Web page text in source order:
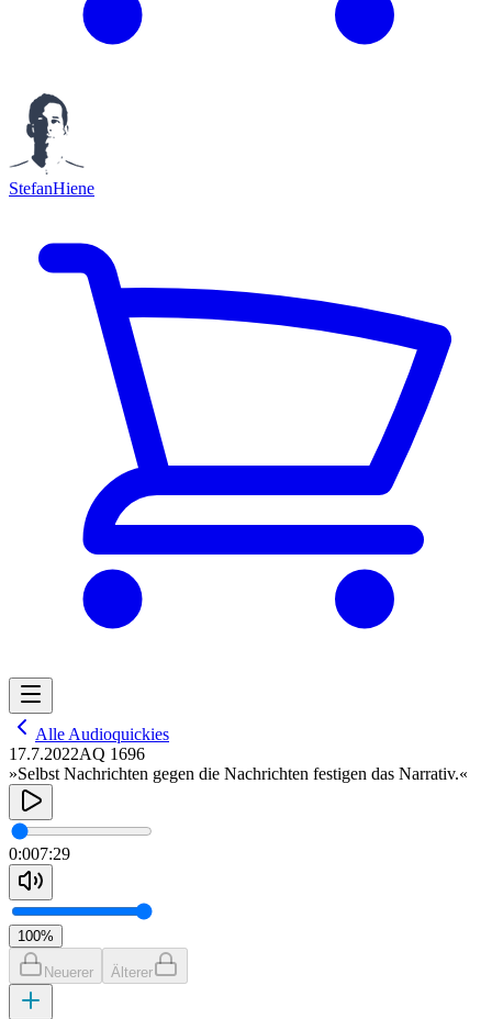
StefanHiene
Alle Audioquickies
17.7.2022AQ 1696
»Selbst Nachrichten gegen die Nachrichten festigen das Narrativ.«
0:007:29
100%
Neuerer Älterer